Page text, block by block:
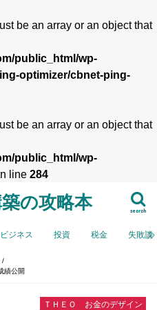
be an array or an object that
public_html/wp-
optimizer/cbnet-ping-
be an array or an object that
public_html/wp-
line 284
の攻略本 search
ジネス 投資 税金 失敗談
績公開
ＴＨＥＯ お金のデザイン